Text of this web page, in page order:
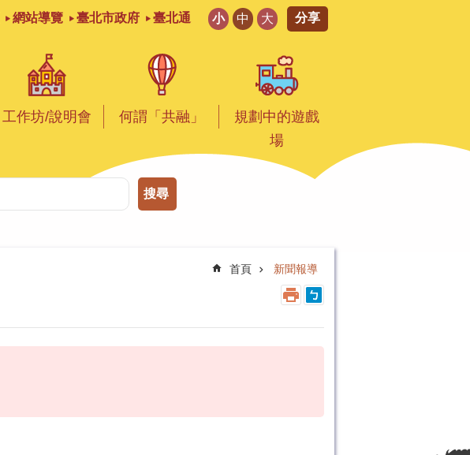
網站導覽 臺北市政府 臺北通 小 中 大 分享
工作坊/說明會 何謂「共融」
規劃中的遊戲
場
搜尋
首頁 新聞報導